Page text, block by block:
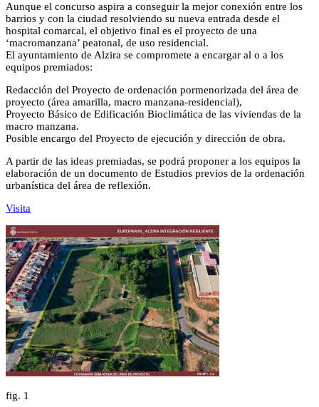
Aunque el concurso aspira a conseguir la mejor conexión entre los
barrios y con la ciudad resolviendo su nueva entrada desde el
hospital comarcal, el objetivo final es el proyecto de una
‘macromanzana’ peatonal, de uso residencial.
El ayuntamiento de Alzira se compromete a encargar al o a los
equipos premiados:
Redacción del Proyecto de ordenación pormenorizada del área de
proyecto (área amarilla, macro manzana-residencial),
Proyecto Básico de Edificación Bioclimática de las viviendas de la
macro manzana.
Posible encargo del Proyecto de ejecución y dirección de obra.
A partir de las ideas premiadas, se podrá proponer a los equipos la
elaboración de un documento de Estudios previos de la ordenación
urbanística del área de reflexión.
Visita
fig. 1